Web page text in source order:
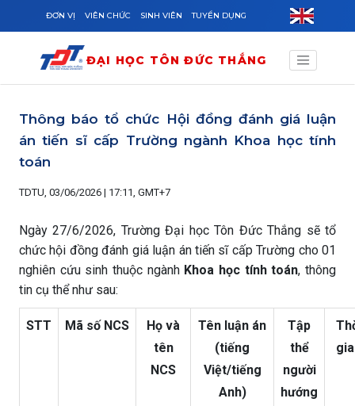
Skip to main content
ĐƠN VỊ VIÊN CHỨC SINH VIÊN TUYỂN DỤNG
ĐẠI HỌC TÔN ĐỨC THẮNG
Thông báo tổ chức Hội đồng đánh giá luận
án tiến sĩ cấp Trường ngành Khoa học tính
toán
TDTU, 03/06/2026 | 17:11, GMT+7
Ngày 27/6/2026, Trường Đại học Tôn Đức Thắng sẽ tổ
chức hội đồng đánh giá luận án tiến sĩ cấp Trường cho 01
nghiên cứu sinh thuộc ngành Khoa học tính toán, thông
tin cụ thể như sau:
STT Mã số NCS
Họ và
tên
NCS
Tên luận án
(tiếng
Việt/tiếng
Anh)
Tập
thể
người
hướng